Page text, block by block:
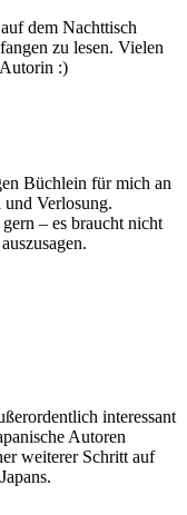
dem Nachttisch
zu lesen. Vielen
:)
Büchlein für mich an
Verlosung.
– es braucht nicht
interessant
Autoren
weiterer Schritt auf